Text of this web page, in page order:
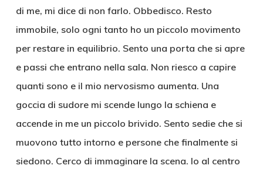
di me, mi dice di non farlo. Obbedisco. Resto
immobile, solo ogni tanto ho un piccolo movimento
per restare in equilibrio. Sento una porta che si apre
e passi che entrano nella sala. Non riesco a capire
quanti sono e il mio nervosismo aumenta. Una
goccia di sudore mi scende lungo la schiena e
accende in me un piccolo brivido. Sento sedie che si
muovono tutto intorno e persone che finalmente si
siedono. Cerco di immaginare la scena. Io al centro